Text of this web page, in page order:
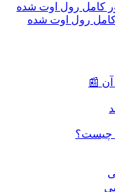
رول اوت شده
📰
چیست؟